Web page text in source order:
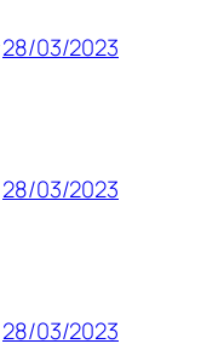
28/03/2023
28/03/2023
28/03/2023